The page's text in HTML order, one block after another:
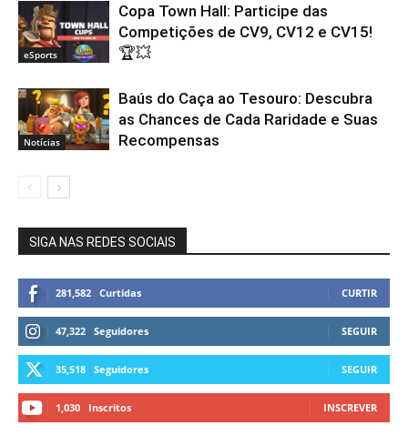
eSports
Copa Town Hall: Participe das
Competições de CV9, CV12 e CV15!
🏆💥
Notícias
Baús do Caça ao Tesouro: Descubra
as Chances de Cada Raridade e Suas
Recompensas
SIGA NAS REDES SOCIAIS
281,582 Curtidas CURTIR
47,322 Seguidores SEGUIR
35,518 Seguidores SEGUIR
1,030 Inscritos INSCREVER